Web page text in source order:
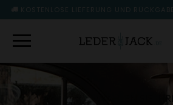
KOSTENLOSE LIEFERUNG UND RÜCKGABE